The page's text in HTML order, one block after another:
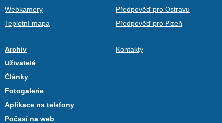
Webkamery
Teplotní mapa
Předpověď pro Ostravu
Předpověď pro Plzeň
Archiv
Uživatelé
Články
Fotogalerie
Aplikace na telefony
Počasí na web
Kontakty